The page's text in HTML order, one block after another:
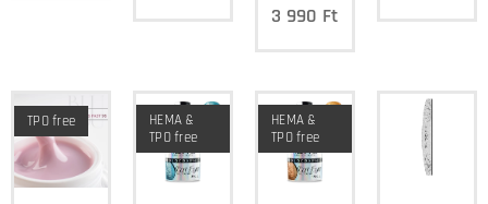
3 990 Ft
TPO free
HEMA &
TPO free
HEMA &
TPO free